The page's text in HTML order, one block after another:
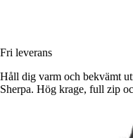
Fri leverans
Håll dig varm och bekvämt
Sherpa. Hög krage, full zip